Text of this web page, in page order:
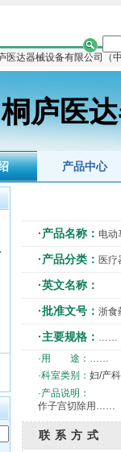
医达器械设备有限公司（中
庐医
产品中心
·产品名称： 电动
·产品分类： 医疗
·英文名称：
·批准文号： 浙食
·主要规格： ……
·用 途： ……
·科室类别： 妇/产科
·产品说明：
作子宫切除用……
联系方式